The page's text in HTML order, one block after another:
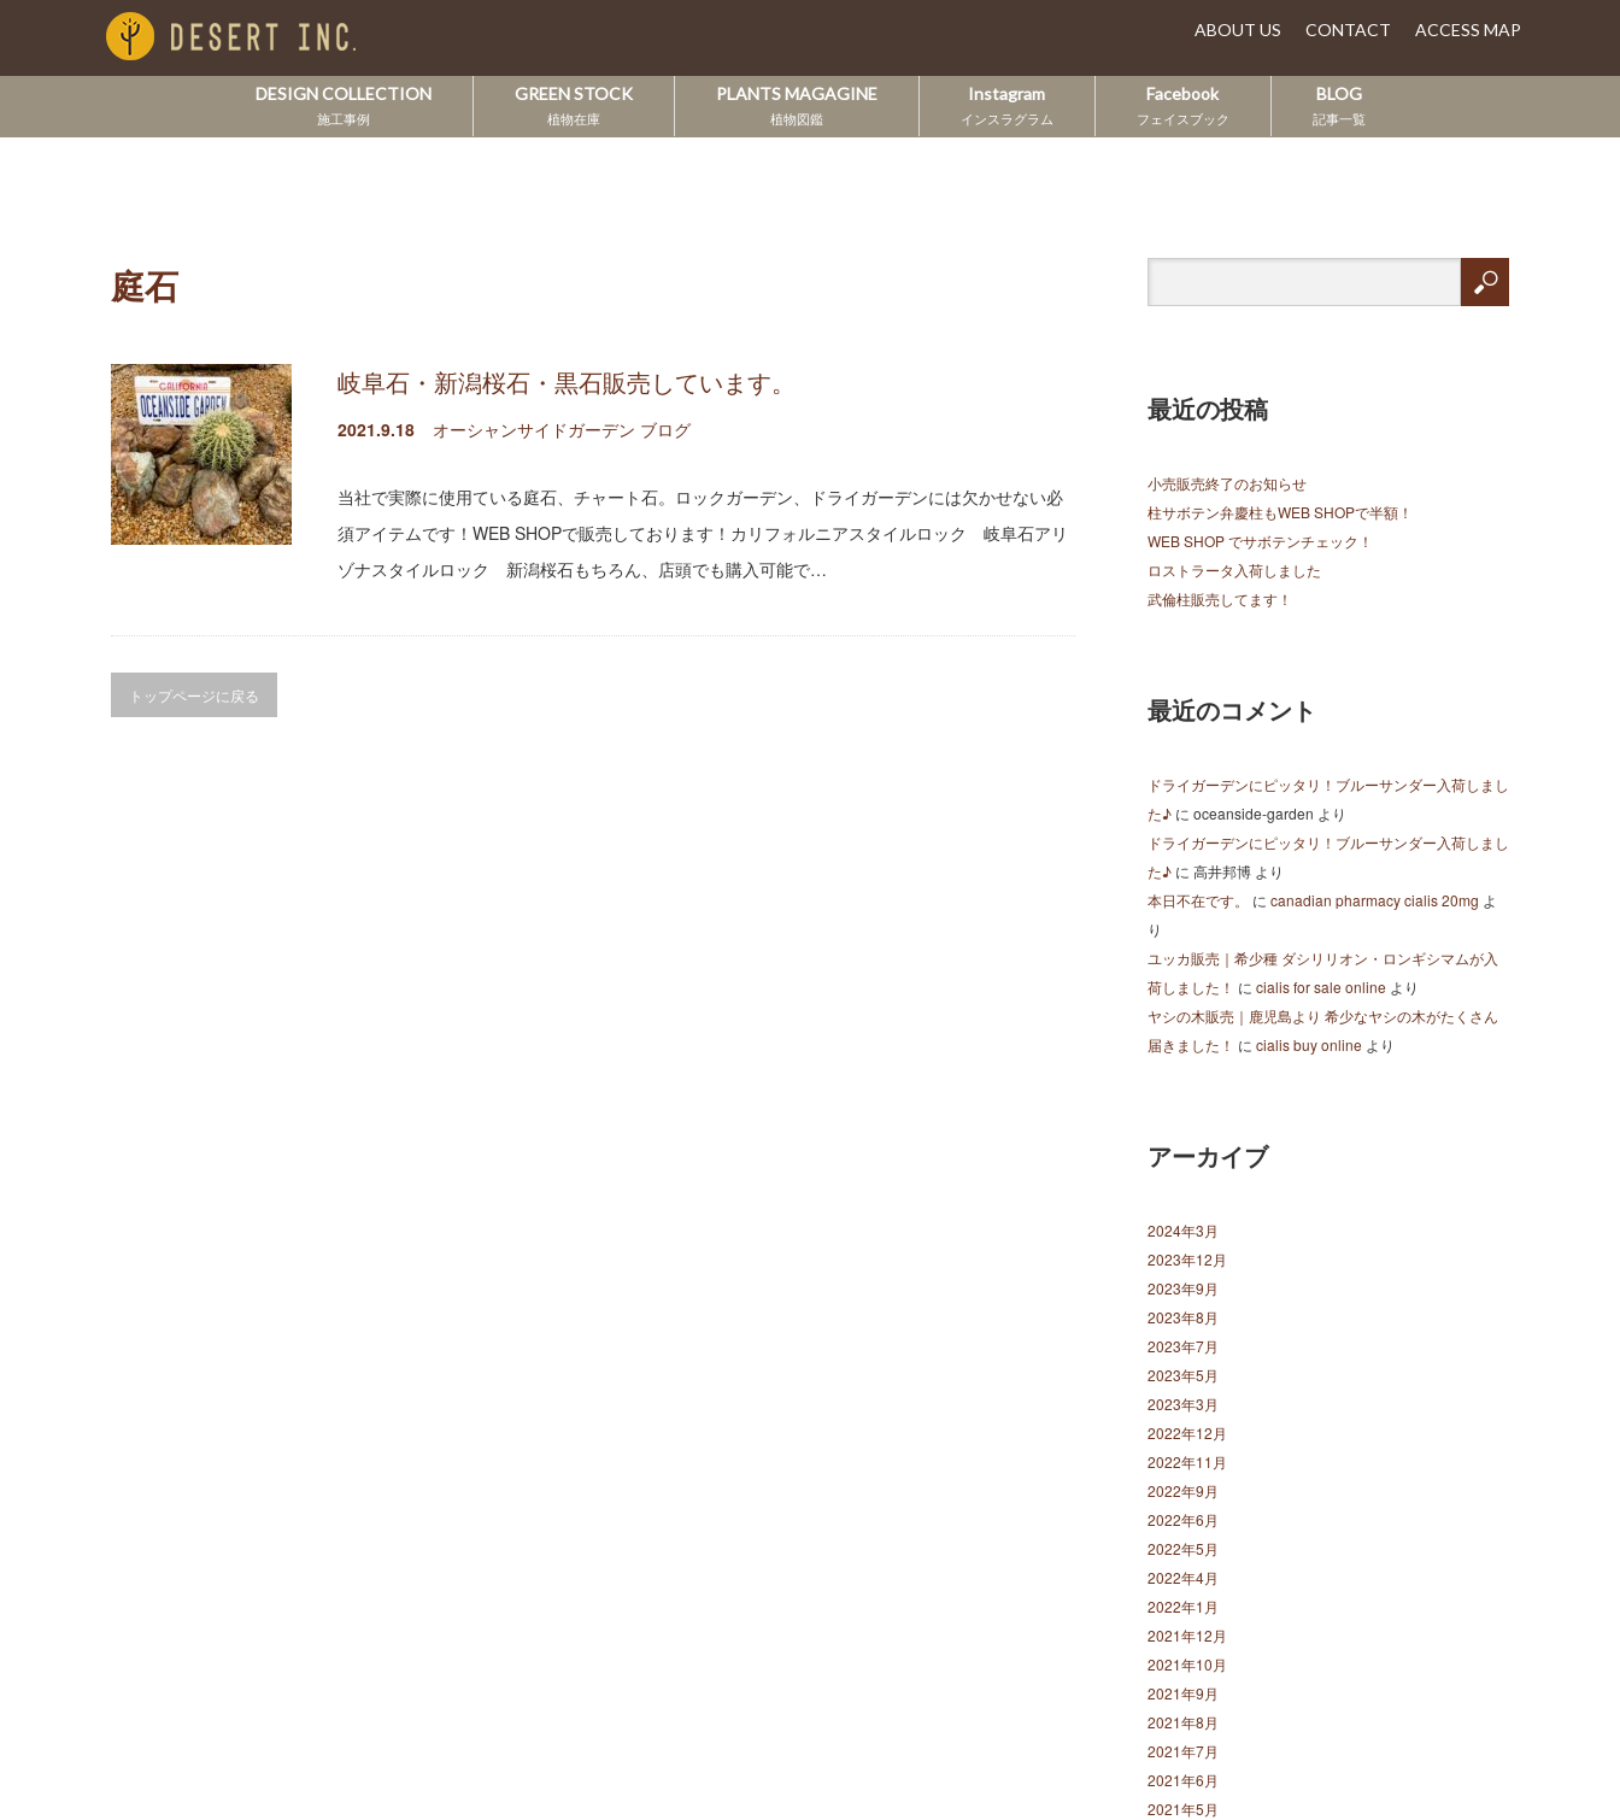
ABOUT US CONTACT ACCESS MAP
DESIGN COLLECTION
施工事例
GREEN STOCK
植物在庫
PLANTS MAGAGINE
植物図鑑
Instagram
インスラグラム
Facebook
フェイスブック
BLOG
記事一覧
庭石
岐阜石・新潟桜石・黒石販売しています。
2021.9.18 オーシャンサイドガーデン ブログ
当社で実際に使用ている庭石、チャート石。ロックガーデン、ドライガーデンには欠かせない必
須アイテムです！WEB SHOPで販売しております！カリフォルニアスタイルロック 岐阜石アリ
ゾナスタイルロック 新潟桜石もちろん、店頭でも購入可能で…
トップページに戻る
最近の投稿
小売販売終了のお知らせ
柱サボテン弁慶柱もWEB SHOPで半額！
WEB SHOP でサボテンチェック！
ロストラータ入荷しました
武倫柱販売してます！
最近のコメント
ドライガーデンにピッタリ！ブルーサンダー入荷しまし
た♪ に oceanside-garden より
ドライガーデンにピッタリ！ブルーサンダー入荷しまし
た♪ に 高井邦博 より
本日不在です。
に canadian pharmacy cialis 20mg よ
り
ユッカ販売｜希少種 ダシリリオン・ロンギシマムが入
荷しました！ に cialis for sale online より
ヤシの木販売｜鹿児島より 希少なヤシの木がたくさん
届きました！ に cialis buy online より
アーカイブ
2024年3月
2023年12月
2023年9月
2023年8月
2023年7月
2023年5月
2023年3月
2022年12月
2022年11月
2022年9月
2022年6月
2022年5月
2022年4月
2022年1月
2021年12月
2021年10月
2021年9月
2021年8月
2021年7月
2021年6月
2021年5月